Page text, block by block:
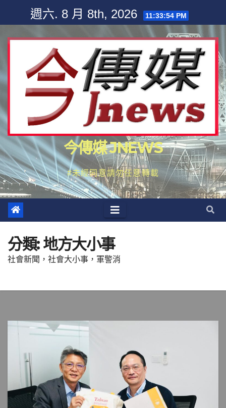
content
週六. 8 月 8th, 2026 11:33:57 PM
今傳媒 JNEWS
#未經同意請勿任意轉載
分類:地方大小事
社會新聞，社會大小事，軍警消